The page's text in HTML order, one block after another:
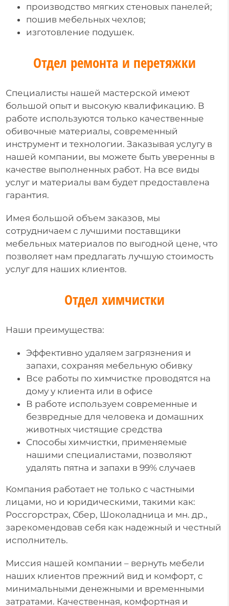
производство мягких стеновых панелей;
пошив мебельных чехлов;
изготовление подушек.
Отдел ремонта и перетяжки
Специалисты нашей мастерской имеют
большой опыт и высокую квалификацию. В
работе используются только качественные
обивочные материалы, современный
инструмент и технологии. Заказывая услугу в
нашей компании, вы можете быть уверенны в
качестве выполненных работ. На все виды
услуг и материалы вам будет предоставлена
гарантия.
Имея большой объем заказов, мы
сотрудничаем с лучшими поставщики
мебельных материалов по выгодной цене, что
позволяет нам предлагать лучшую стоимость
услуг для наших клиентов.
Отдел химчистки
Наши преимущества:
Эффективно удаляем загрязнения и
запахи, сохраняя мебельную обивку
Все работы по химчистке проводятся на
дому у клиента или в офисе
В работе используем современные и
безвредные для человека и домашних
животных чистящие средства
Способы химчистки, применяемые
нашими специалистами, позволяют
удалять пятна и запахи в 99% случаев
Компания работает не только с частными
лицами, но и юридическими, такими как:
Россгорстрах, Сбер, Шоколадница и мн. др.,
зарекомендовав себя как надежный и честный
исполнитель.
Миссия нашей компании – вернуть мебели
наших клиентов прежний вид и комфорт, с
минимальными денежными и временными
затратами. Качественная, комфортная и